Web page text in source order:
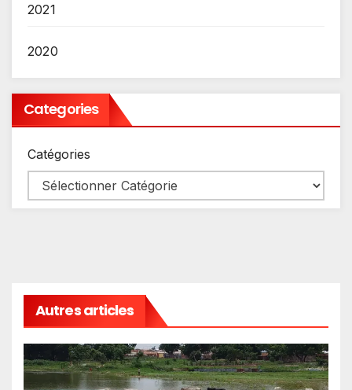
2021
2020
Categories
Catégories
Autres articles